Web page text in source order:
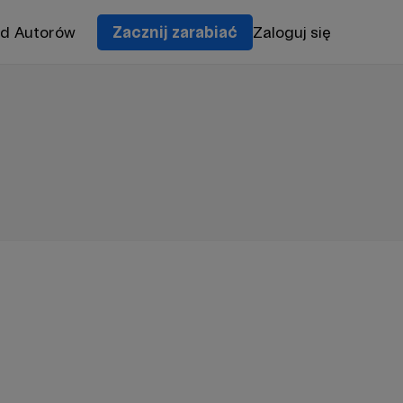
Autorów Zacznij zarabiać Zaloguj się